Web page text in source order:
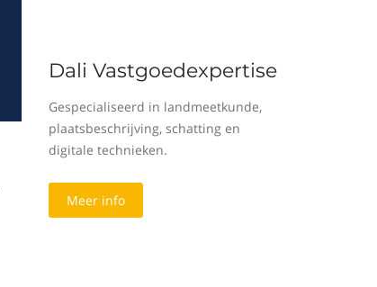
Dali Vastgoedexpertise
Gespecialiseerd in landmeetkunde,
plaatsbeschrijving, schatting en
digitale technieken.
Meer info